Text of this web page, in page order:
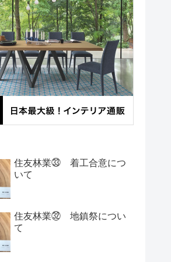
住友林業㉝ 着工合意につ
いて
住友林業㉜ 地鎮祭につい
て